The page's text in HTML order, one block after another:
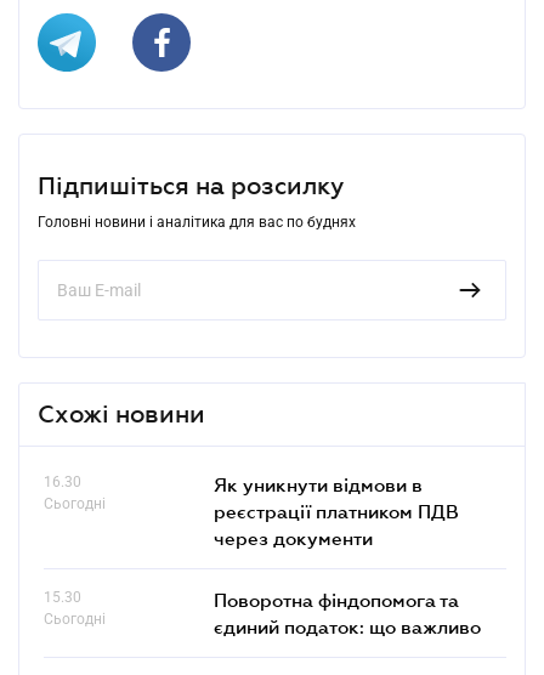
Підпишіться на розсилку
Головні новини і аналітика для вас по буднях
Схожі новини
16.30
Сьогодні
Як уникнути відмови в
реєстрації платником ПДВ
через документи
15.30
Сьогодні
Поворотна фіндопомога та
єдиний податок: що важливо